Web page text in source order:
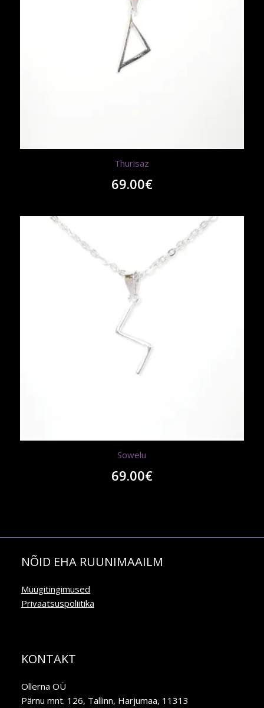
Thurisaz
69.00€
Sowelu
69.00€
NÕID EHA RUUNIMAAILM
Müügitingimused
Privaatsuspoliitika
KONTAKT
Ollerna OÜ
Pärnu mnt. 126, Tallinn, Harjumaa, 11313